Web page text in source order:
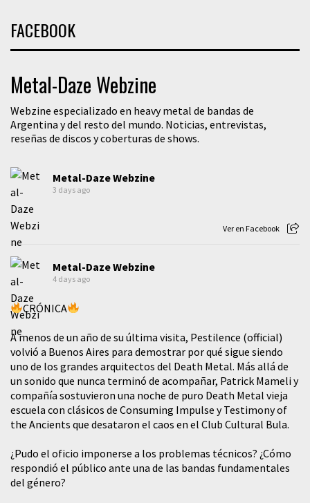
FACEBOOK
Metal-Daze Webzine
Webzine especializado en heavy metal de bandas de
Argentina y del resto del mundo. Noticias, entrevistas,
reseñas de discos y coberturas de shows.
Metal-Daze Webzine
3 days ago
Ver en Facebook
Metal-Daze Webzine
4 days ago
CRÓNICA
A menos de un año de su última visita, Pestilence (official)
volvió a Buenos Aires para demostrar por qué sigue siendo
uno de los grandes arquitectos del Death Metal. Más allá de
un sonido que nunca terminó de acompañar, Patrick Mameli y
compañía sostuvieron una noche de puro Death Metal vieja
escuela con clásicos de Consuming Impulse y Testimony of
the Ancients que desataron el caos en el Club Cultural Bula.
¿Pudo el oficio imponerse a los problemas técnicos? ¿Cómo
respondió el público ante una de las bandas fundamentales
del género?